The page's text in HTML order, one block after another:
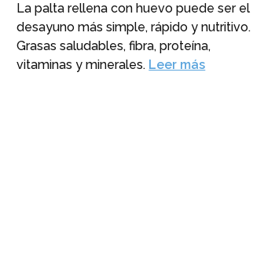
La palta rellena con huevo puede ser el
desayuno más simple, rápido y nutritivo.
Grasas saludables, fibra, proteína,
vitaminas y minerales. Leer más